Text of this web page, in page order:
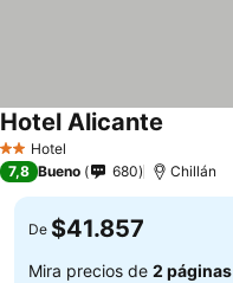
2 Estrellas
Hotel
Hotel Alicante
7,8 Bueno 680 Chillán
De $41.857
Mira precios de 2 páginas